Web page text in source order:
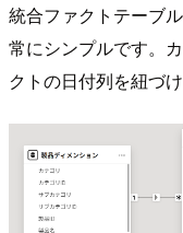
統合ファクトテーブ
常にシンプルです。
クトの日付列を紐づ